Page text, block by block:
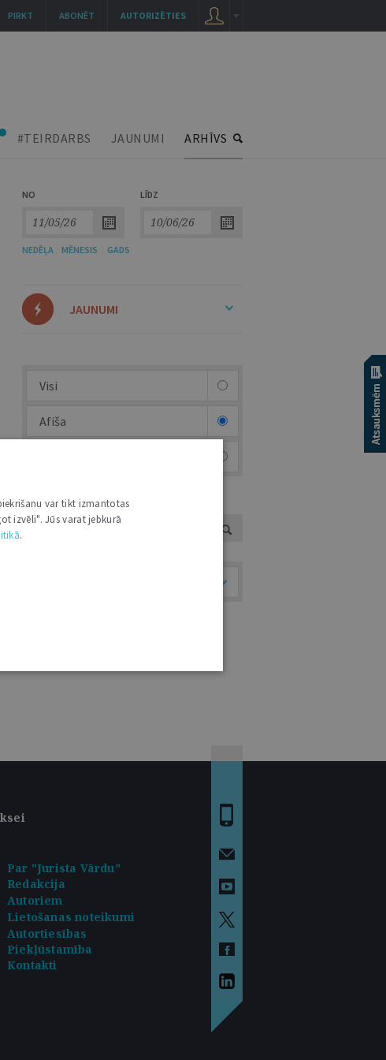
#TEIRDARBS JAUNUMI ARHĪVS
NO LĪDZ
NEDĒĻA MĒNESIS GADS
JAUNUMI
Visi
Afiša
AUTORS
Par "Jurista Vārdu"
Redakcija
Autoriem
Lietošanas noteikumi
Autortiesības
Piekļūstamība
Kontakti
AUTORIZĒTIES
ABONĒT
PIRKT
var tikt izmantotas
izvēli". Jūs varat jebkurā
.